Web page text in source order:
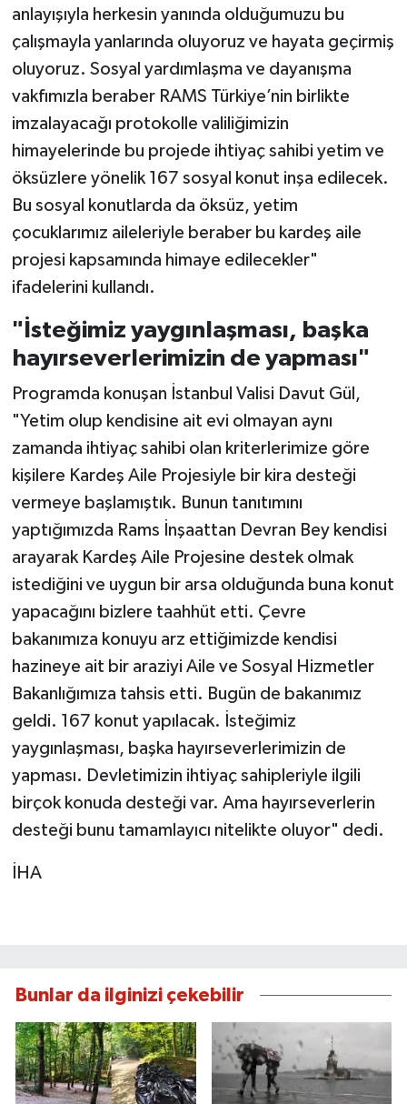
anlayışıyla herkesin yanında olduğumuzu bu
çalışmayla yanlarında oluyoruz ve hayata geçirmiş
oluyoruz. Sosyal yardımlaşma ve dayanışma
vakfımızla beraber RAMS Türkiye’nin birlikte
imzalayacağı protokolle valiliğimizin
himayelerinde bu projede ihtiyaç sahibi yetim ve
öksüzlere yönelik 167 sosyal konut inşa edilecek.
Bu sosyal konutlarda da öksüz, yetim
çocuklarımız aileleriyle beraber bu kardeş aile
projesi kapsamında himaye edilecekler"
ifadelerini kullandı.
"İsteğimiz yaygınlaşması, başka
hayırseverlerimizin de yapması"
Programda konuşan İstanbul Valisi Davut Gül,
"Yetim olup kendisine ait evi olmayan aynı
zamanda ihtiyaç sahibi olan kriterlerimize göre
kişilere Kardeş Aile Projesiyle bir kira desteği
vermeye başlamıştık. Bunun tanıtımını
yaptığımızda Rams İnşaattan Devran Bey kendisi
arayarak Kardeş Aile Projesine destek olmak
istediğini ve uygun bir arsa olduğunda buna konut
yapacağını bizlere taahhüt etti. Çevre
bakanımıza konuyu arz ettiğimizde kendisi
hazineye ait bir araziyi Aile ve Sosyal Hizmetler
Bakanlığımıza tahsis etti. Bugün de bakanımız
geldi. 167 konut yapılacak. İsteğimiz
yaygınlaşması, başka hayırseverlerimizin de
yapması. Devletimizin ihtiyaç sahipleriyle ilgili
birçok konuda desteği var. Ama hayırseverlerin
desteği bunu tamamlayıcı nitelikte oluyor" dedi.
İHA
Bunlar da ilginizi çekebilir